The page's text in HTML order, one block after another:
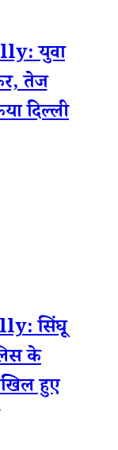
युवा
तेज
दिल्ली
सिंघू
के
हुए